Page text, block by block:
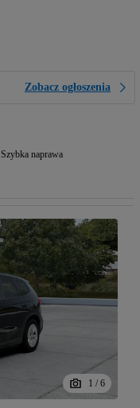
Zobacz ogłoszenia
Szybka naprawa
1 / 6